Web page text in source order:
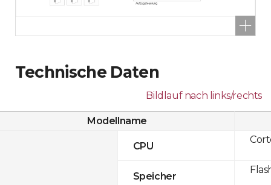
Technische Daten
Bildlauf nach links/rechts
Modellname
CPU
Speicher